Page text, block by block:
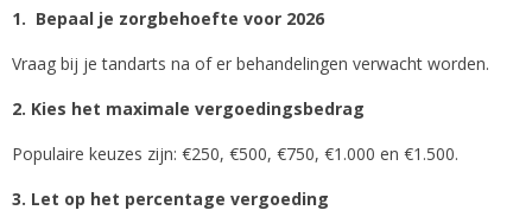
1. Bepaal je zorgbehoefte voor 2026
Vraag bij je tandarts na of er behandelingen verwacht worden.
2. Kies het maximale vergoedingsbedrag
Populaire keuzes zijn: €250, €500, €750, €1.000 en €1.500.
3. Let op het percentage vergoeding